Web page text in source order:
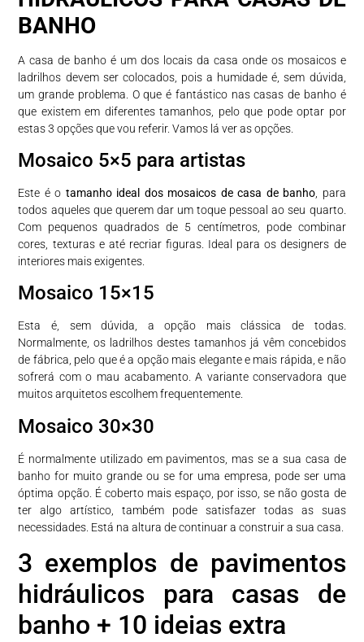
BANHO
A casa de banho é um dos locais da casa onde os mosaicos e
ladrilhos devem ser colocados, pois a humidade é, sem dúvida,
um grande problema. O que é fantástico nas casas de banho é
que existem em diferentes tamanhos, pelo que pode optar por
estas 3 opções que vou referir. Vamos lá ver as opções.
Mosaico 5×5 para artistas
Este é o tamanho ideal dos mosaicos de casa de banho , para
todos aqueles que querem dar um toque pessoal ao seu quarto.
Com pequenos quadrados de 5 centímetros, pode combinar
cores, texturas e até recriar figuras. Ideal para os designers de
interiores mais exigentes.
Mosaico 15×15
Esta é, sem dúvida, a opção mais clássica de todas.
Normalmente, os ladrilhos destes tamanhos já vêm concebidos
de fábrica, pelo que é a opção mais elegante e mais rápida, e não
sofrerá com o mau acabamento. A variante conservadora que
muitos arquitetos escolhem frequentemente.
Mosaico 30×30
É normalmente utilizado em pavimentos, mas se a sua casa de
banho for muito grande ou se for uma empresa, pode ser uma
óptima opção. É coberto mais espaço, por isso, se não gosta de
ter algo artístico, também pode satisfazer todas as suas
necessidades. Está na altura de continuar a construir a sua casa.
3 exemplos de pavimentos
hidráulicos para casas de
banho + 10 ideias extra